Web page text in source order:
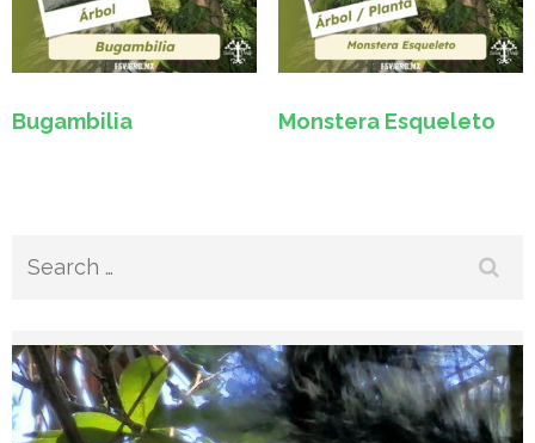
Bugambilia Monstera Esqueleto
Search